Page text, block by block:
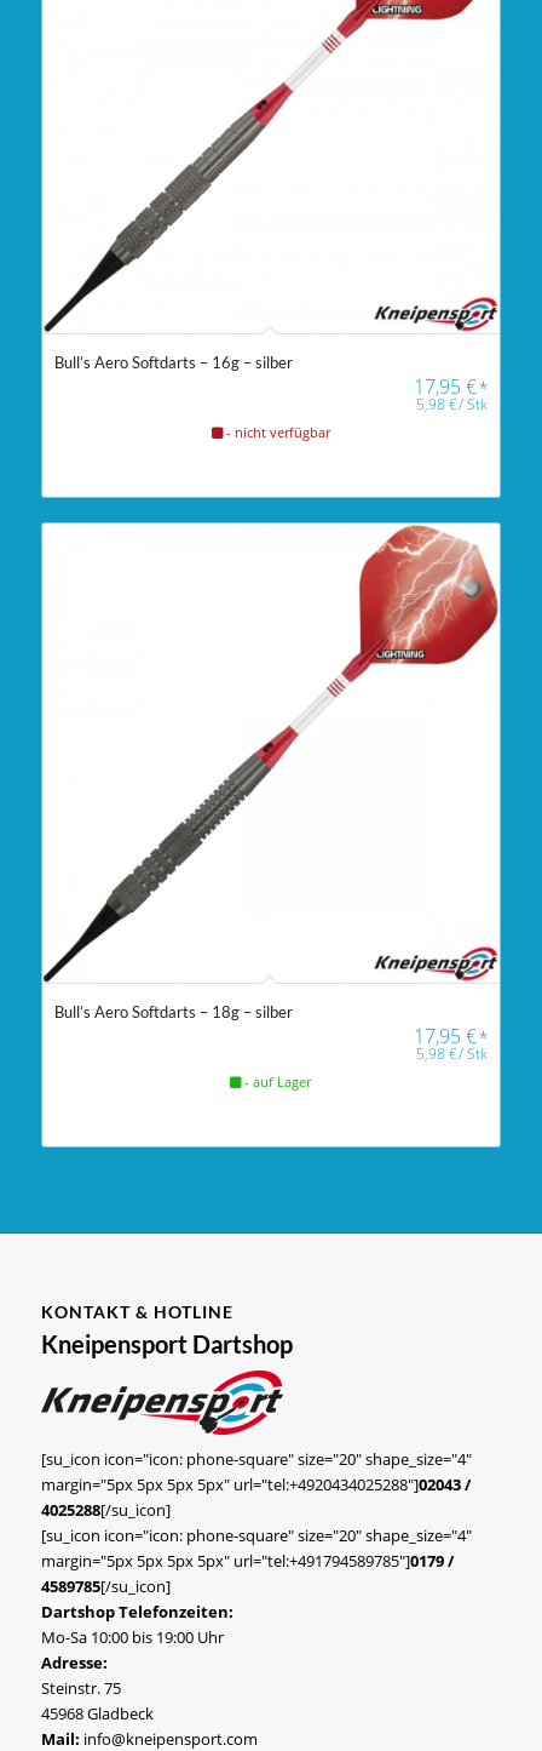
Bull’s Aero Softdarts – 16g – silber
17,95€*
5,98€/Stk
- nicht verfügbar
Bull’s Aero Softdarts – 18g – silber
17,95€*
5,98€/Stk
- auf Lager
KONTAKT & HOTLINE
Kneipensport Dartshop
[su_icon icon="icon: phone-square" size="20" shape_size="4"
margin="5px 5px 5px 5px" url="tel:+4920434025288"]02043 /
4025288[/su_icon]
[su_icon icon="icon: phone-square" size="20" shape_size="4"
margin="5px 5px 5px 5px" url="tel:+491794589785"]0179 /
4589785[/su_icon]
Dartshop Telefonzeiten:
Mo-Sa 10:00 bis 19:00 Uhr
Adresse:
Steinstr. 75
45968 Gladbeck
Mail: info@kneipensport.com